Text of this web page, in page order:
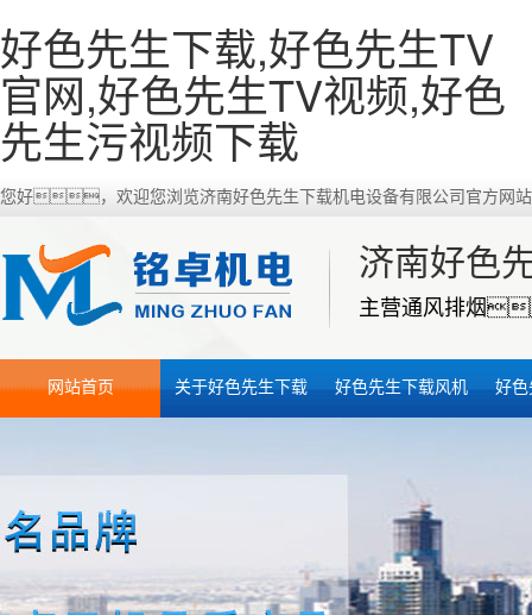
好色先生下载,好色先生TV
官网,好色先生TV视频,好色
先生污视频下载
您好，欢迎您浏览济南好色先生下载机电设备有限公司官方
济南好色
主营通风排烟
网站首页 关于好色先生下载 好色先生下载风机 好